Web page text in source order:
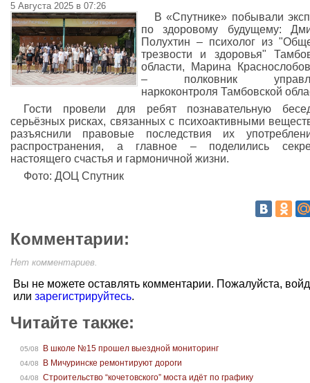
5 Августа 2025 в 07:26
В «Спутнике» побывали
по здоровому будущему:
Полухтин – психолог из
трезвости и здоровья"
области, Марина
– полковник
наркоконтроля Тамбовской
Гости провели для ребят познавательную
серьёзных рисках, связанных с психоактивными
разъяснили правовые последствия их
распространения, а главное – поделились
настоящего счастья и гармоничной жизни.
Фото: ДОЦ Спутник
Комментарии:
Нет комментариев.
Вы не можете оставлять комментарии. Пожалуйста,
или зарегистрируйтесь.
Читайте также:
05/08 В школе №15 прошел выездной мониторинг
04/08 В Мичуринске ремонтируют дороги
04/08 Строительство “кочетовского” моста идёт по графику